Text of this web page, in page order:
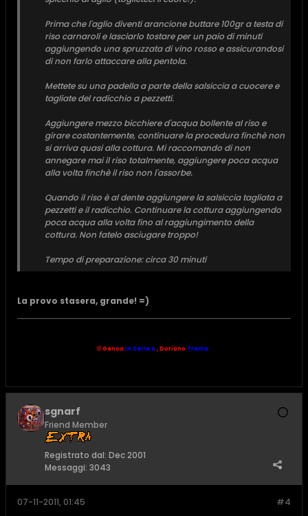
Prima che l'aglio diventi arancione buttare 100gr a testa di
riso carnaroli e lasciarlo tostare per un paio di minuti
aggiungendo una spruzzata di vino rosso e assicurandosi
di non farlo attaccare alla pentola.
Mettete su una padella a parte della salsiccia a cuocere e
tagliate del radicchio a pezzetti.
Aggiungere mezzo bicchiere d'acqua bollente al riso e
girare costantemente, continuare la procedura finchè non
si arriva quasi alla cottura. Mi raccomando di non
annegare mai il riso totalmente, aggiungere poca acqua
alla volta finchè il riso non l'assorbe.
Quando il riso è al dente aggiungere la salsiccia tagliata a
pezzetti e il radicchio. Continuare la cottura aggiungendo
poca acqua alla volta fino al raggiungimento della
cottura. Non fatelo asciugare troppo!
Tempo di preparazione: circa 30 minuti
La provo stasera, grande! =)
Il Genoain Serie A,Doriano Trema .
sgnarf
Friend Member
Registrato dal: Dec 2001
Messaggi: 3043
#4
07-11-2011, 01:45